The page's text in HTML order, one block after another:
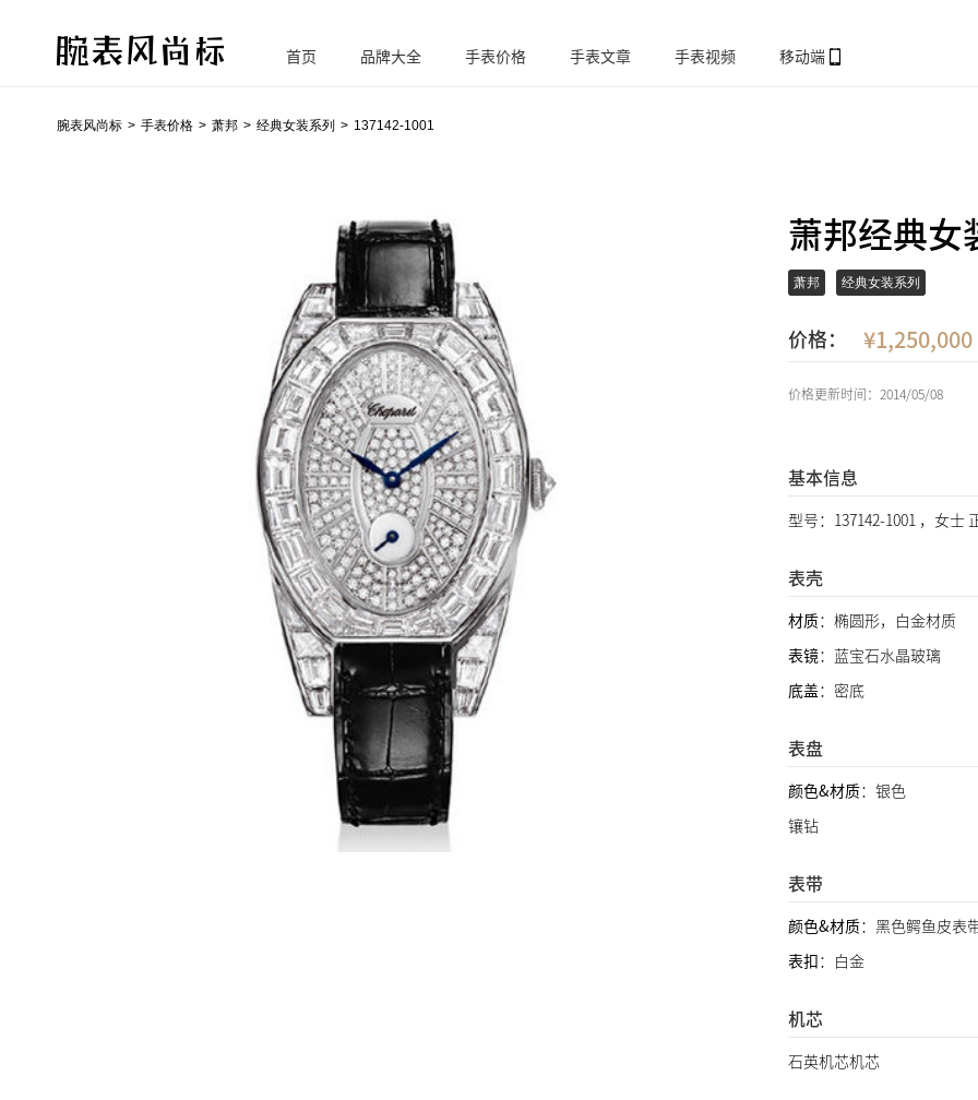
腕
首页 品牌大全 手表价格 手表文章 手表视频 移动端
腕表风尚标 手表价格 萧邦 经典女装系列 137142-1001
萧邦经典女
萧邦 经典女装系列
价格： 1,250,000
价格更新时间：2014/05/08
基本信息
型号：137142-1001 ，女士
表壳
材质：椭圆形，白金材质
表镜：蓝宝石水晶玻璃
底盖：密底
表盘
颜色&材质：银色
镶钻
表带
颜色&材质：黑色鳄鱼皮表
表扣：白金
机芯
石英机芯机芯